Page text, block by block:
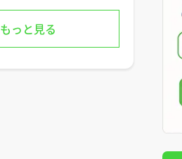
もっと見る